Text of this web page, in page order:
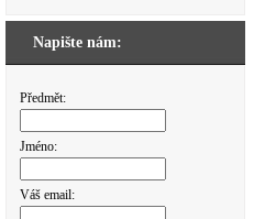
Napište nám:
Předmět:
Jméno:
Váš email: